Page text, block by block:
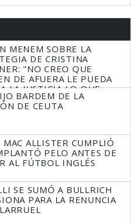
MENEM SOBRE LA
DE CRISTINA
"NO CREO QUE
DE AFUERA LE PUEDA
LA JUSTICIA LO QUE
HACER"
BARDEM DE LA
DE CEUTA
MAC ALLISTER CUMPLIÓ
PELO ANTES DE
AL FÚTBOL INGLÉS
SE SUMÓ A BULLRICH
PARA LA RENUNCIA